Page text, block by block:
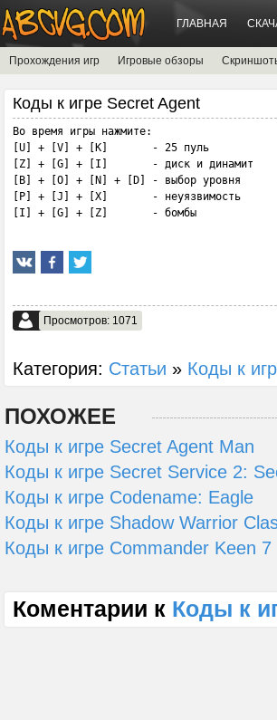
ГЛАВНАЯ
Прохождения игр Игровые обзоры
Коды к игре Secret Agent
Во время игры нажмите:
[U] + [V] + [K]       - 25 пуль
[Z] + [G] + [I]       - диск и динамит
[B] + [O] + [N] + [D] - выбор уровня
[P] + [J] + [X]       - неуязвимость
[I] + [G] + [Z]       - бомбы
Просмотров: 1071
Категория: Статьи » Коды к
ПОХОЖЕЕ
Коды к игре Secret Agent Man
Коды к игре Secret Service 2:
Коды к игре Codename: Eagle
Коды к игре Shadow Warrior
Коды к игре Commander Keen 7
Коментарии к Коды к